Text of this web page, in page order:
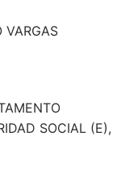
VARGAS
SOCIAL (E),